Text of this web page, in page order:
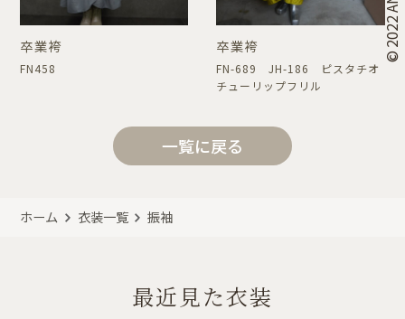
卒業袴
FN458
卒業袴
FN-689 JH-186 ピスタチオ
チューリップフリル
一覧に戻る
ホーム 衣装一覧 振袖
最近見た衣装